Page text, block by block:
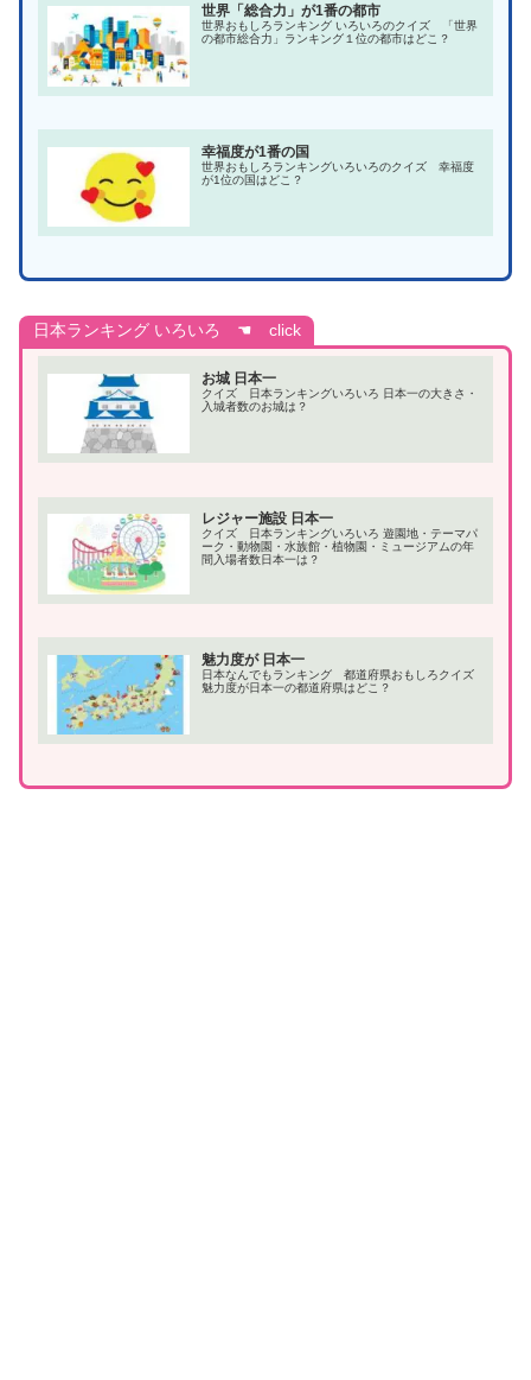
世界「総合力」が1番の都市
世界おもしろランキング いろいろのクイズ 「世界
の都市総合力」ランキング１位の都市はどこ？
幸福度が1番の国
世界おもしろランキングいろいろのクイズ 幸福度
が1位の国はどこ？
日本ランキング いろいろ ☚ click
お城 日本一
クイズ 日本ランキングいろいろ 日本一の大きさ・
入城者数のお城は？
レジャー施設 日本一
クイズ 日本ランキングいろいろ 遊園地・テーマパ
ーク・動物園・水族館・植物園・ミュージアムの年
間入場者数日本一は？
魅力度が 日本一
日本なんでもランキング 都道府県おもしろクイズ
魅力度が日本一の都道府県はどこ？